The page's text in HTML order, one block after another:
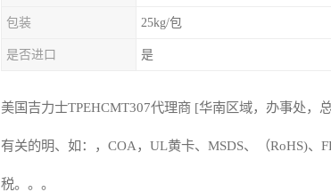
包装 25kg/包
是否进口 是
美国吉力士TPEHCMT307代理商 [华南区域，办事处，
有关的明、如：， COA ， UL黄卡、 MSDS、 （RoHS)、
税。。。